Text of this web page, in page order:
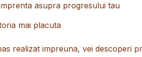
asupra progresului tau
mai placuta
realizat impreuna, vei descoperi